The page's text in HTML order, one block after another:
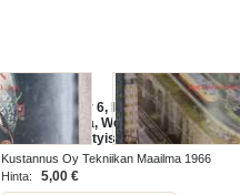
Taitaja 1966 nr 6, Ilmojen
aristokraatteja, Westland
Lysander, Ryhtyisinkö keräämään
vanhoja rahoja, Kun se on valmis -
laivan pienoismalli - Constitution
Kustannus Oy Tekniikan Maailma 1966
Hinta:
5,00 €